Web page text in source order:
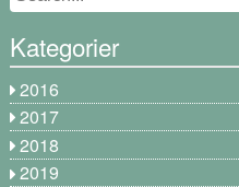
Kategorier
2016
2017
2018
2019